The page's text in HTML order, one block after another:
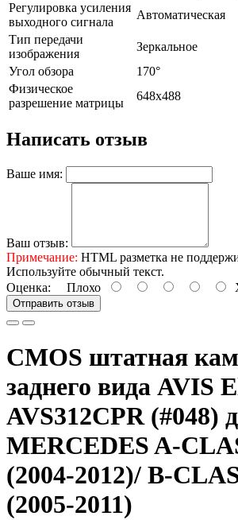
Регулировка усиления
выходного сигнала
Автоматическая
Тип передачи
изображения
Зеркальное
Угол обзора
170°
Физическое
разрешение матрицы
648х488
Написать отзыв
Ваше имя:
Ваш отзыв:
Примечание: HTML разметка не
Используйте обычный текст.
Оценка: Плохо
Отправить отзыв
CMOS штатная
заднего вида AVIS
AVS312CPR (#048)
MERCEDES A-
(2004-2012)/ B-
(2005-2011)